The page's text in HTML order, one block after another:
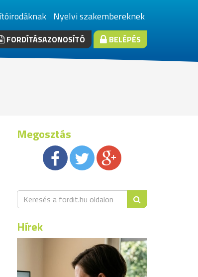
Nyelvi szakembereknek
FORDÍTÁSAZONOSÍTÓ BELÉPÉS
Megosztás
Hírek